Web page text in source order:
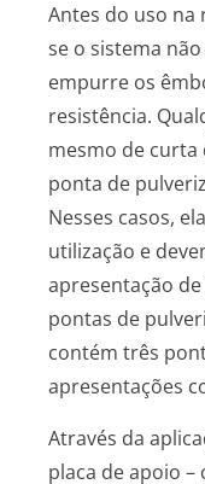
Antes do uso na
se o sistema
empurre os
resistência.
mesmo de
ponta de
Nesses casos,
utilização e
apresentação de
pontas de
contém três
apresentações
Através da
placa de apoio